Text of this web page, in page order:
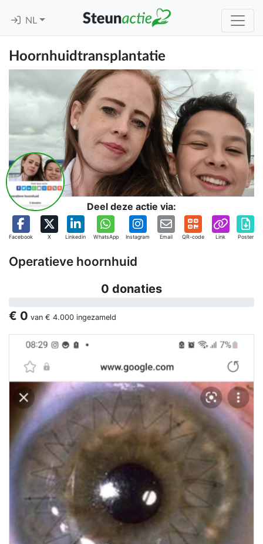
NL
Hoornhuidtransplantatie
Deel deze actie via:
Facebook X Linkedin WhatsApp Instagram Email QR-code Link Poster
Operatieve hoornhuid
0 donaties
€ 0 van € 4.000 ingezameld